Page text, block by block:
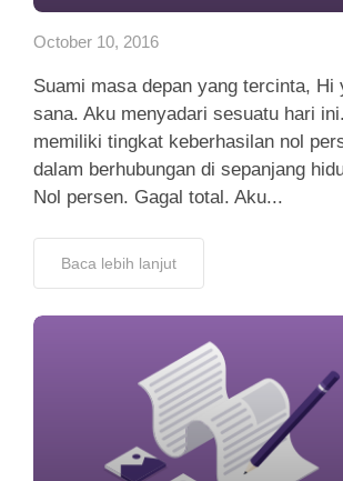
October 10, 2016
Suami masa depan yang tercinta, Hi
sana. Aku menyadari sesuatu hari
memiliki tingkat keberhasilan nol
dalam berhubungan di sepanjang
Nol persen. Gagal total. Aku...
Baca lebih lanjut